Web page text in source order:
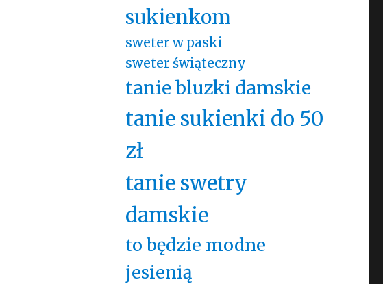
sukienkom
sweter w paski
sweter świąteczny
tanie bluzki damskie
tanie sukienki do 50
zł
tanie swetry
damskie
to będzie modne
jesienią